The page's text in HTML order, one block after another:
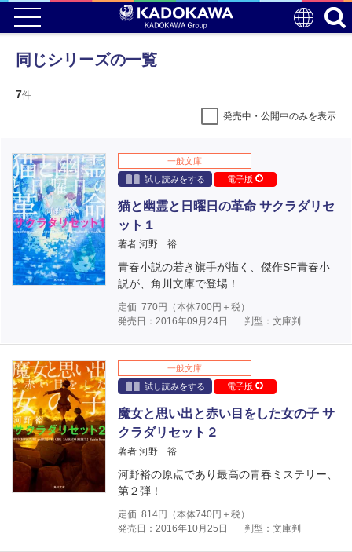
同じシリーズの一覧
7件
発売中・公開中のみを表示
一般文庫
試し読みをする
電子版
猫と幽霊と日曜日の革命 サクラダリセ
ット１
著者 河野 裕
青春小説の若き旗手が描く、傑作SF青春小
説が、角川文庫で登場！
定価 770円（本体700円＋税）
発売日：2016年09月24日
判型：文庫判
一般文庫
試し読みをする
電子版
魔女と思い出と赤い目をした女の子 サ
クラダリセット２
著者 河野 裕
河野裕の原点であり最高の青春ミステリー、
第２弾！
定価 814円（本体740円＋税）
発売日：2016年10月25日
判型：文庫判